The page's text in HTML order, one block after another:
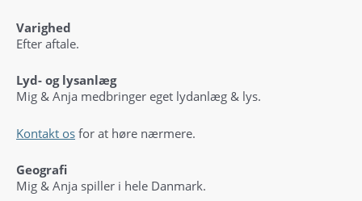
Varighed
Efter aftale.
Lyd- og lysanlæg
Mig & Anja medbringer eget lydanlæg & lys.
Kontakt os for at høre nærmere.
Geografi
Mig & Anja spiller i hele Danmark.